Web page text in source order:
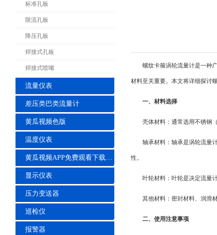
标准孔板
限流孔板
降压孔板
焊接式孔板
焊接式喷嘴
流量仪表
差压类巴类流量计
黄瓜视频色版
温度仪表
黄瓜视频APP免费观看下载安装
显示仪表
压力变送器
巡检仪
报警器
螺纹卡箍涡轮流量计是一种
材料至关重要。本文将详细探讨
一、材料选择
壳体材料：通常选用不锈钢
轴承材料：轴承是涡轮流量
性。
叶轮材料：叶轮是决定流量
其他材料：密封材料、润滑
二、使用注意事项